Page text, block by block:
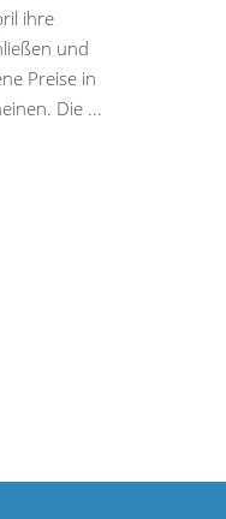
ihre
und
Preise in
Die